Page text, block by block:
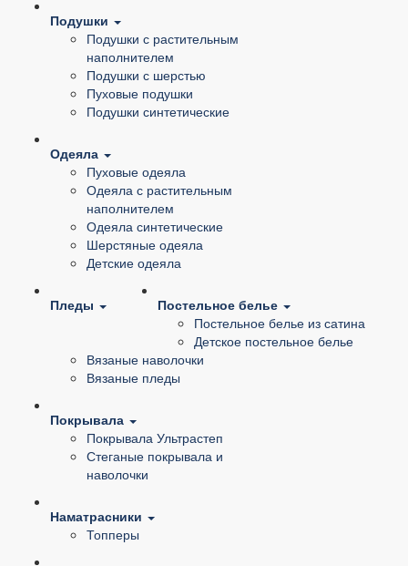
Подушки
Подушки с растительным
наполнителем
Подушки с шерстью
Пуховые подушки
Подушки синтетические
Одеяла
Пуховые одеяла
Одеяла с растительным
наполнителем
Одеяла синтетические
Шерстяные одеяла
Детские одеяла
Постельное белье
Постельное белье из сатина
Детское постельное белье
Пледы
Вязаные наволочки
Вязаные пледы
Покрывала
Покрывала Ультрастеп
Стеганые покрывала и
наволочки
Наматрасники
Топперы